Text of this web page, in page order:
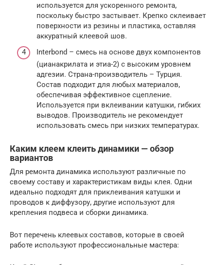
используется для ускоренного ремонта,
поскольку быстро застывает. Крепко склеивает
поверхности из резины и пластика, оставляя
аккуратный клеевой шов.
Interbond – смесь на основе двух компонентов
(цианакрилата и этиа-2) с высоким уровнем
адгезии. Страна-производитель – Турция.
Состав подходит для любых материалов,
обеспечивая эффективное сцепление.
Используется при вклеивании катушки, гибких
выводов. Производитель не рекомендует
использовать смесь при низких температурах.
Каким клеем клеить динамики — обзор
вариантов
Для ремонта динамика используют различные по
своему составу и характеристикам виды клея. Одни
идеально подходят для приклеивания катушки и
проводов к диффузору, другие используют для
крепления подвеса и сборки динамика.
Вот перечень клеевых составов, которые в своей
работе используют профессиональные мастера: